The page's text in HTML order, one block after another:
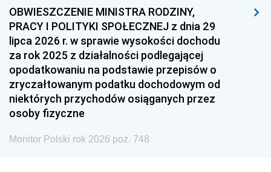
OBWIESZCZENIE MINISTRA RODZINY,
PRACY I POLITYKI SPOŁECZNEJ z dnia 29
lipca 2026 r. w sprawie wysokości dochodu
za rok 2025 z działalności podlegającej
opodatkowaniu na podstawie przepisów o
zryczałtowanym podatku dochodowym od
niektórych przychodów osiąganych przez
osoby fizyczne
Monitor Polski rok 2026 poz. 748